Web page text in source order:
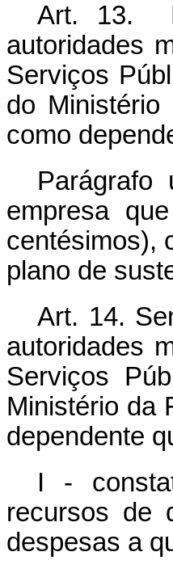
Art. 13.
autoridades
Serviços
do
como
Parágrafo
empresa
centésimos),
plano de
Art. 14.
autoridades
Serviços
Ministério da
dependente
I -
recursos
despesas a